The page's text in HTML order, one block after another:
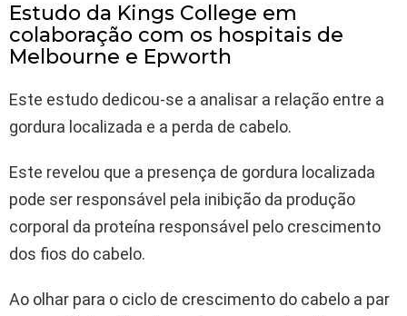
Estudo da Kings College em
colaboração com os hospitais de
Melbourne e Epworth
Este estudo dedicou-se a analisar a relação entre a
gordura localizada e a perda de cabelo.
Este revelou que a presença de gordura localizada
pode ser responsável pela inibição da produção
corporal da proteína responsável pelo crescimento
dos fios do cabelo.
Ao olhar para o ciclo de crescimento do cabelo a par